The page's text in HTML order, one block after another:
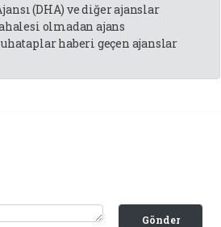
(DHA) ve diğer ajanslar
olmadan ajans
haberi geçen ajanslar
Gönder